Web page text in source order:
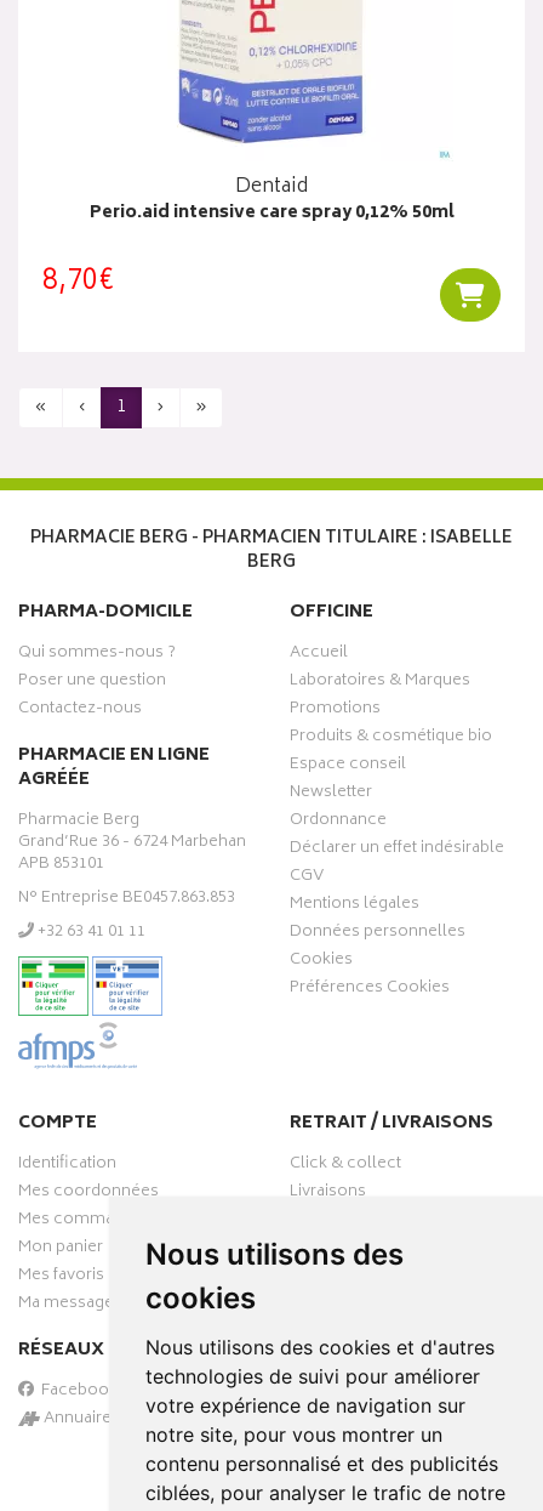
Nous utilisons des
cookies
Nous utilisons des cookies et d'autres
technologies de suivi pour améliorer
votre expérience de navigation sur
notre site, pour vous montrer un
contenu personnalisé et des publicités
ciblées, pour analyser le trafic de notre
Dentaid
Perio.aid intensive care spray 0,12% 50ml
8,70€
« ‹ 1 › »
PHARMACIE BERG - PHARMACIEN TITULAIRE : ISABELLE
BERG
PHARMA-DOMICILE
Qui sommes-nous ?
Poser une question
Contactez-nous
PHARMACIE EN LIGNE
AGRÉÉE
Pharmacie Berg
Grand’Rue 36 - 6724 Marbehan
APB 853101
N° Entreprise BE0457.863.853
‭+32 63 41 01 11‬
OFFICINE
Accueil
Laboratoires & Marques
Promotions
Produits & cosmétique bio
Espace conseil
Newsletter
Ordonnance
Déclarer un effet indésirable
CGV
Mentions légales
Données personnelles
Cookies
Préférences Cookies
COMPTE
Identification
Mes coordonnées
Mes commandes
Mon panier
Mes favoris
Ma messagerie
RÉSEAUX SOCIAUX
Facebook
Annuaire des pharmacies
RETRAIT / LIVRAISONS
Click & collect
Livraisons
PAIEMENT SÉCURISÉ